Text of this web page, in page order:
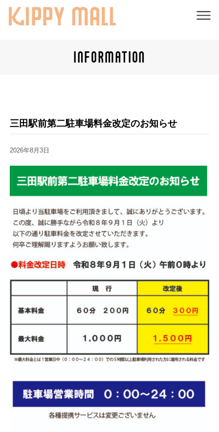
INFORMATION
三田駅前第二駐車場料金改定のお知らせ
2026年8月3日